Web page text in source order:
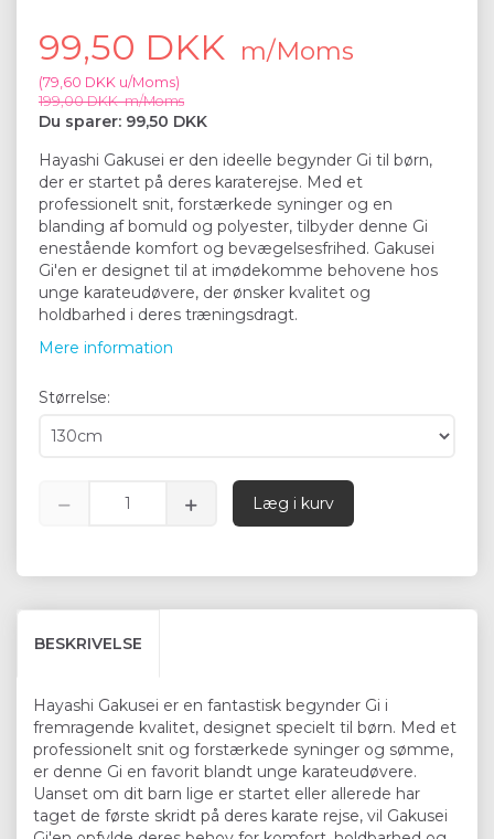
99,50 DKK m/Moms
(79,60 DKK u/Moms)
199,00 DKKm/Moms
Du sparer: 99,50 DKK
Hayashi Gakusei er den ideelle begynder Gi til børn,
der er startet på deres karaterejse. Med et
professionelt snit, forstærkede syninger og en
blanding af bomuld og polyester, tilbyder denne Gi
enestående komfort og bevægelsesfrihed. Gakusei
Gi'en er designet til at imødekomme behovene hos
unge karateudøvere, der ønsker kvalitet og
holdbarhed i deres træningsdragt.
Mere information
Størrelse:
Læg i kurv
BESKRIVELSE
Hayashi Gakusei er en fantastisk begynder Gi i
fremragende kvalitet, designet specielt til børn. Med et
professionelt snit og forstærkede syninger og sømme,
er denne Gi en favorit blandt unge karateudøvere.
Uanset om dit barn lige er startet eller allerede har
taget de første skridt på deres karate rejse, vil Gakusei